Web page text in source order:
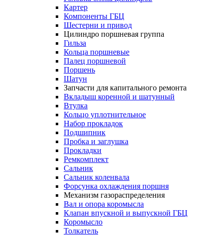
Картер
Компоненты ГБЦ
Шестерни и привод
Цилиндро поршневая группа
Гильза
Кольца поршневые
Палец поршневой
Поршень
Шатун
Запчасти для капитального ремонта
Вкладыш коренной и шатунный
Втулка
Кольцо уплотнительное
Набор прокладок
Подшипник
Пробка и заглушка
Прокладки
Ремкомплект
Сальник
Сальник коленвала
Форсунка охлаждения поршня
Механизм газораспределения
Вал и опора коромысла
Клапан впускной и выпускной ГБЦ
Коромысло
Толкатель